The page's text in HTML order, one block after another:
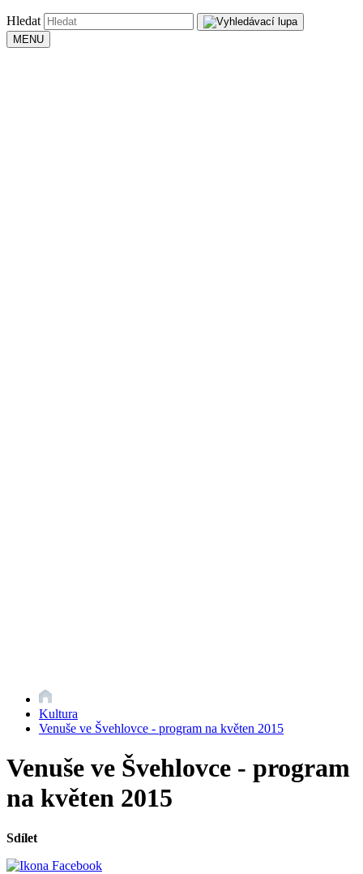
Hledat
MENU
Kultura
Venuše ve Švehlovce - program na květen 2015
Venuše ve Švehlovce - program
na květen 2015
Sdílet